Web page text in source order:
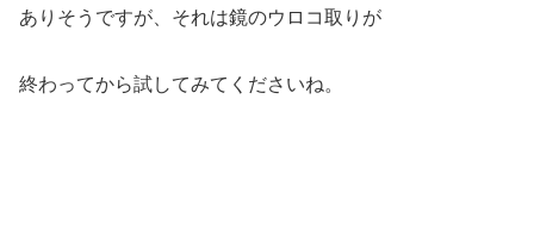
ありそうですが、それは鏡のウロコ取りが
終わってから試してみてくださいね。